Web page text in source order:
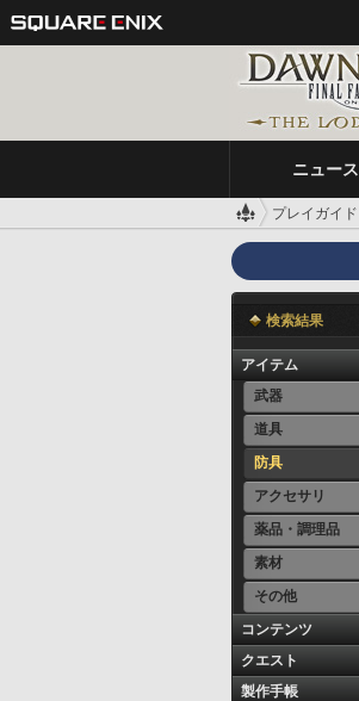
ニュース
プレイガイド
検索結果
アイテム
武器
道具
防具
アクセサリ
薬品・調理品
素材
その他
コンテンツ
クエスト
製作手帳